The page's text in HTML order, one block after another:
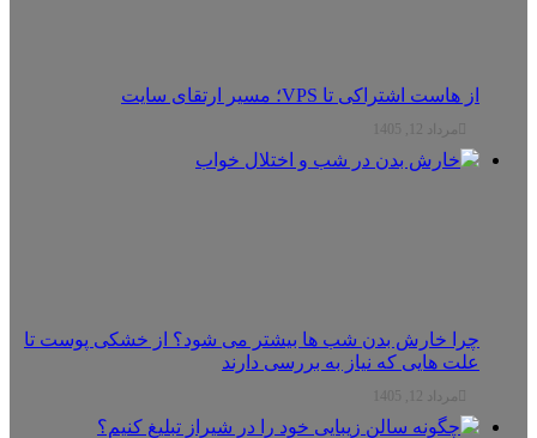
از هاست اشتراکی تا VPS؛ مسیر ارتقای سایت
مرداد 12, 1405
چرا خارش بدن شب ها بیشتر می شود؟ از خشکی پوست تا
علت هایی که نیاز به بررسی دارند
مرداد 12, 1405